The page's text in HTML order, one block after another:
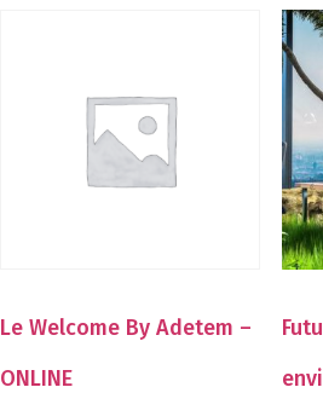
Le Welcome By Adetem –
ONLINE